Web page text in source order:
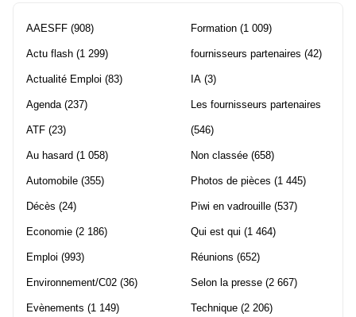
AAESFF (908)
Actu flash (1 299)
Actualité Emploi (83)
Agenda(237)
ATF (23)
Au hasard (1 058)
Automobile (355)
Décès (24)
Economie (2 186)
Emploi (993)
Environnement/C02 (36)
Evènements (1 149)
Formation (1 009)
fournisseurs partenaires (42)
IA (3)
Les fournisseurs partenaires
(546)
Non classée (658)
Photos de pièces (1 445)
Piwi en vadrouille (537)
Qui est qui (1 464)
Réunions (652)
Selon la presse (2 667)
Technique (2 206)